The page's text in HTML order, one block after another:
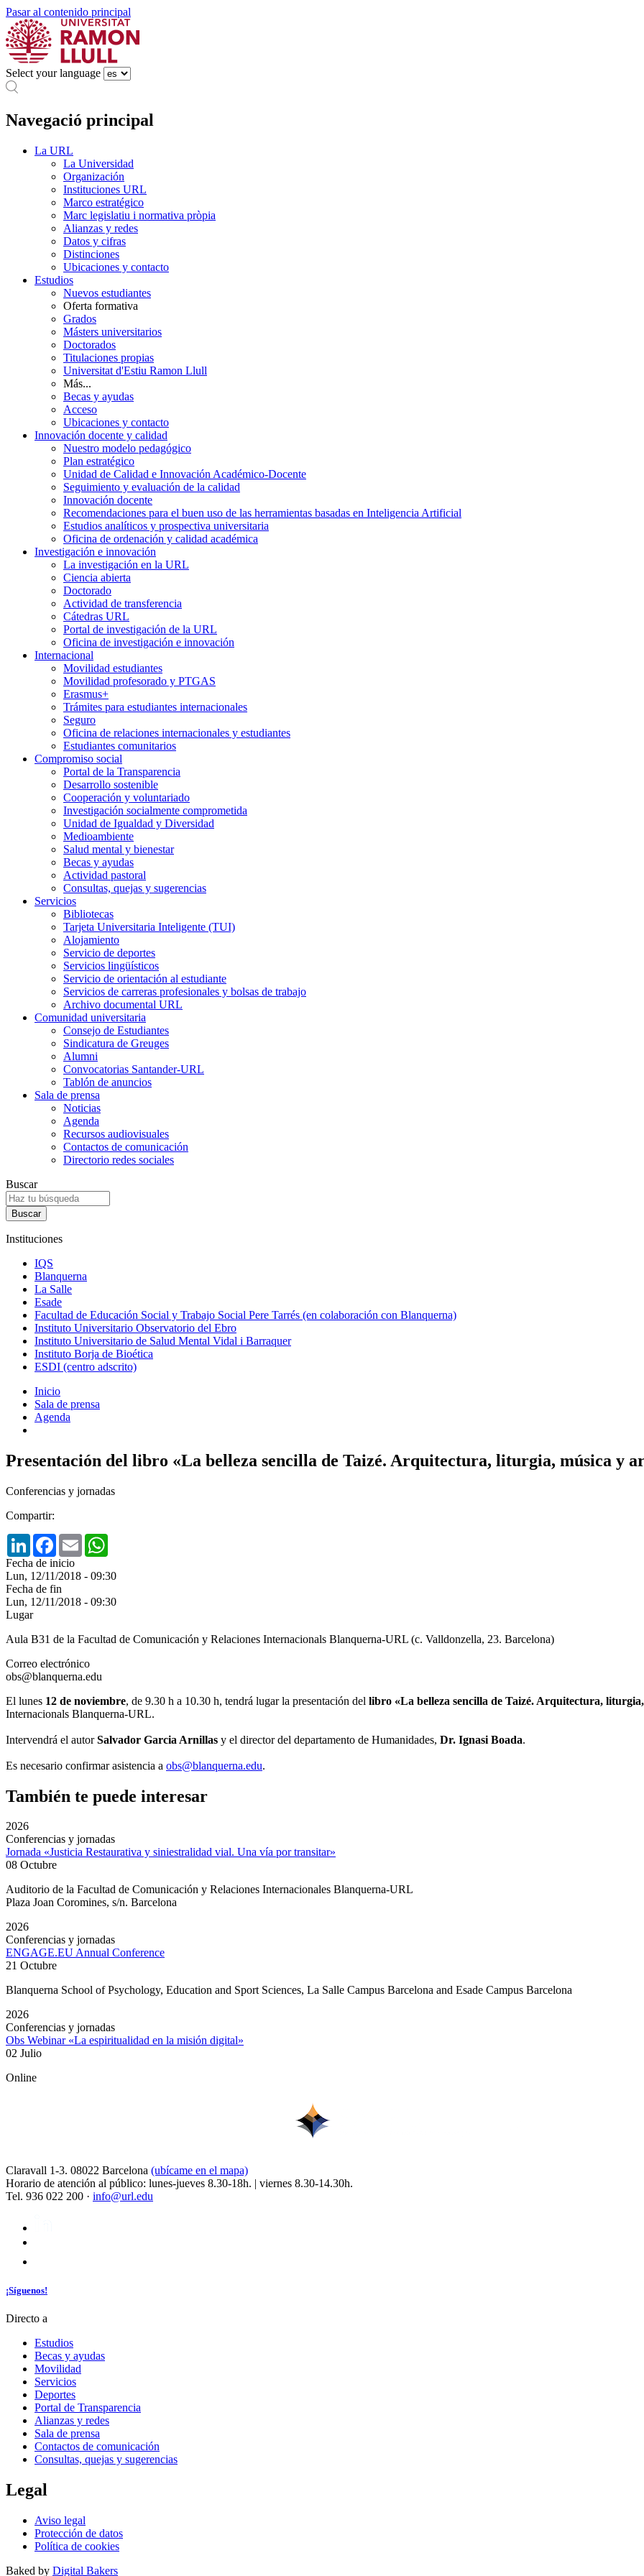
Pasar al contenido principal
Select your language
Navegació principal
La URL
La Universidad
Organización
Instituciones URL
Marco estratégico
Marc legislatiu i normativa pròpia
Alianzas y redes
Datos y cifras
Distinciones
Ubicaciones y contacto
Estudios
Nuevos estudiantes
Oferta formativa
Grados
Másters universitarios
Doctorados
Titulaciones propias
Universitat d'Estiu Ramon Llull
Más...
Becas y ayudas
Acceso
Ubicaciones y contacto
Innovación docente y calidad
Nuestro modelo pedagógico
Plan estratégico
Unidad de Calidad e Innovación Académico-Docente
Seguimiento y evaluación de la calidad
Innovación docente
Recomendaciones para el buen uso de las herramientas basadas en Inteligencia Artificial
Estudios analíticos y prospectiva universitaria
Oficina de ordenación y calidad académica
Investigación e innovación
La investigación en la URL
Ciencia abierta
Doctorado
Actividad de transferencia
Cátedras URL
Portal de investigación de la URL
Oficina de investigación e innovación
Internacional
Movilidad estudiantes
Movilidad profesorado y PTGAS
Erasmus+
Trámites para estudiantes internacionales
Seguro
Oficina de relaciones internacionales y estudiantes
Estudiantes comunitarios
Compromiso social
Portal de la Transparencia
Desarrollo sostenible
Cooperación y voluntariado
Investigación socialmente comprometida
Unidad de Igualdad y Diversidad
Medioambiente
Salud mental y bienestar
Becas y ayudas
Actividad pastoral
Consultas, quejas y sugerencias
Servicios
Bibliotecas
Tarjeta Universitaria Inteligente (TUI)
Alojamiento
Servicio de deportes
Servicios lingüísticos
Servicio de orientación al estudiante
Servicios de carreras profesionales y bolsas de trabajo
Archivo documental URL
Comunidad universitaria
Consejo de Estudiantes
Sindicatura de Greuges
Alumni
Convocatorias Santander-URL
Tablón de anuncios
Sala de prensa
Noticias
Agenda
Recursos audiovisuales
Contactos de comunicación
Directorio redes sociales
Buscar
Instituciones
IQS
Blanquerna
La Salle
Esade
Facultad de Educación Social y Trabajo Social Pere Tarrés (en colaboración con Blanquerna)
Instituto Universitario Observatorio del Ebro
Instituto Universitario de Salud Mental Vidal i Barraquer
Instituto Borja de Bioética
ESDI (centro adscrito)
Inicio
Sala de prensa
Agenda
Presentación del libro «La belleza sencilla de Taizé. Arquitectura, liturgia, música y
Conferencias y jornadas
Compartir:
LinkedInFacebook
Email
Fecha de inicio
Lun, 12/11/2018 - 09:30
Fecha de fin
Lun, 12/11/2018 - 09:30
Lugar
Aula B31 de la Facultad de Comunicación y Relaciones Internacionals Blanquerna-URL (c. Valldonzella, 23. Barcelona)
Correo electrónico
obs@blanquerna.edu
El lunes 12 de noviembre, de 9.30 h a 10.30 h, tendrá lugar la presentación del libro «La belleza sencilla de Taizé. Arquitectura,
Internacionals Blanquerna-URL.
Intervendrá el autorSalvador Garcia Arnillas y el director del departamento de Humanidades, Dr. Ignasi Boada.
Es necesario confirmar asistencia a obs@blanquerna.edu.
También te puede interesar
2026
Conferencias y jornadas
Jornada «Justicia Restaurativa y siniestralidad vial. Una vía por transitar»
08 Octubre
Auditorio de la Facultad de Comunicación y Relaciones Internacionales Blanquerna-URL
Plaza Joan Coromines, s/n. Barcelona
2026
Conferencias y jornadas
ENGAGE.EU Annual Conference
21 Octubre
Blanquerna School of Psychology, Education and Sport Sciences, La Salle Campus Barcelona and Esade Campus Barcelona
2026
Conferencias y jornadas
Obs Webinar «La espiritualidad en la misión digital»
02 Julio
Online
Claravall 1-3. 08022 Barcelona (ubícame en el mapa)
Horario de atención al público: lunes-jueves 8.30-18h. | viernes 8.30-14.30h.
Tel. 936 022 200 · info@url.edu
¡Síguenos!
Directo a
Estudios
Becas y ayudas
Movilidad
Servicios
Deportes
Portal de Transparencia
Alianzas y redes
Sala de prensa
Contactos de comunicación
Consultas, quejas y sugerencias
Legal
Aviso legal
Protección de datos
Política de cookies
Baked by Digital Bakers